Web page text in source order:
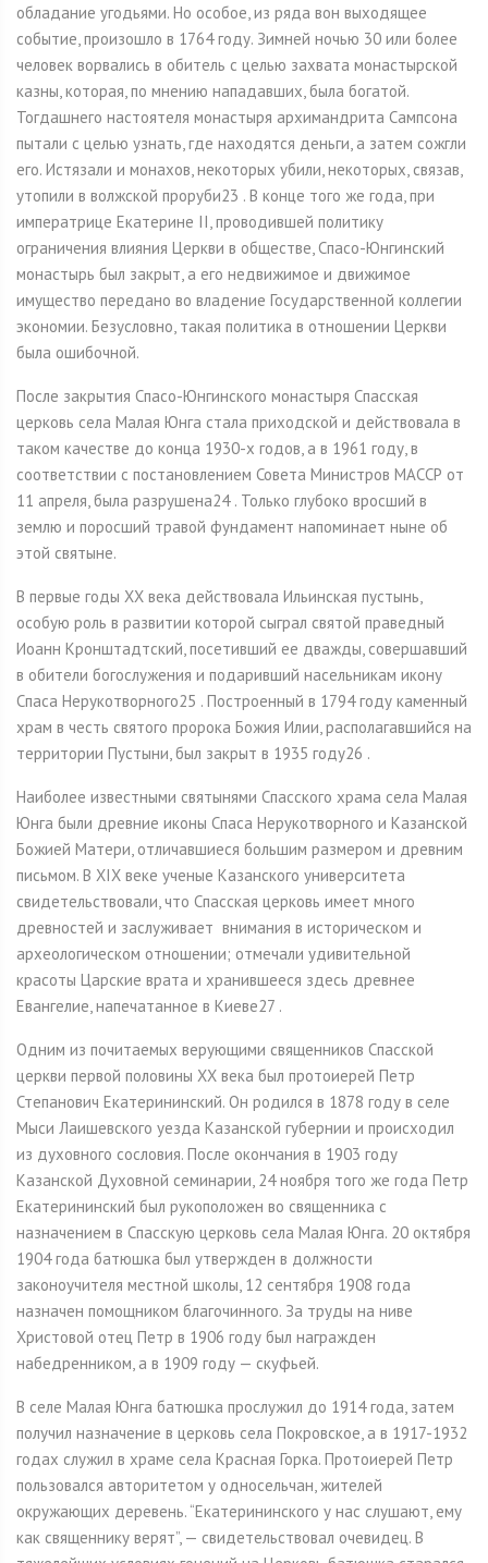
обладание угодьями. Но особое, из ряда вон выходящее
событие, произошло в 1764 году. Зимней ночью 30 или более
человек ворвались в обитель с целью захвата монастырской
казны, которая, по мнению нападавших, была богатой.
Тогдашнего настоятеля монастыря архимандрита Сампсона
пытали с целью узнать, где находятся деньги, а затем сожгли
его. Истязали и монахов, некоторых убили, некоторых, связав,
утопили в волжской проруби23 . В конце того же года, при
императрице Екатерине II, проводившей политику
ограничения влияния Церкви в обществе, Спасо-Юнгинский
монастырь был закрыт, а его недвижимое и движимое
имущество передано во владение Государственной коллегии
экономии. Безусловно, такая политика в отношении Церкви
была ошибочной.
После закрытия Спасо-Юнгинского монастыря Спасская
церковь села Малая Юнга стала приходской и действовала в
таком качестве до конца 1930-х годов, а в 1961 году, в
соответствии с постановлением Совета Министров МАССР от
11 апреля, была разрушена24 . Только глубоко вросший в
землю и поросший травой фундамент напоминает ныне об
этой святыне.
В первые годы XX века действовала Ильинская пустынь,
особую роль в развитии которой сыграл святой праведный
Иоанн Кронштадтский, посетивший ее дважды, совершавший
в обители богослужения и подаривший насельникам икону
Спаса Нерукотворного25 . Построенный в 1794 году каменный
храм в честь святого пророка Божия Илии, располагавшийся на
территории Пустыни, был закрыт в 1935 году26 .
Наиболее известными святынями Спасского храма села Малая
Юнга были древние иконы Спаса Нерукотворного и Казанской
Божией Матери, отличавшиеся большим размером и древним
письмом. В XIX веке ученые Казанского университета
свидетельствовали, что Спасская церковь имеет много
древностей и заслуживает внимания в историческом и
археологическом отношении; отмечали удивительной
красоты Царские врата и хранившееся здесь древнее
Евангелие, напечатанное в Киеве27 .
Одним из почитаемых верующими священников Спасской
церкви первой половины XX века был протоиерей Петр
Степанович Екатерининский. Он родился в 1878 году в селе
Мыси Лаишевского уезда Казанской губернии и происходил
из духовного сословия. После окончания в 1903 году
Казанской Духовной семинарии, 24 ноября того же года Петр
Екатерининский был рукоположен во священника с
назначением в Спасскую церковь села Малая Юнга. 20 октября
1904 года батюшка был утвержден в должности
законоучителя местной школы, 12 сентября 1908 года
назначен помощником благочинного. За труды на ниве
Христовой отец Петр в 1906 году был награжден
набедренником, а в 1909 году — скуфьей.
В селе Малая Юнга батюшка прослужил до 1914 года, затем
получил назначение в церковь села Покровское, а в 1917-1932
годах служил в храме села Красная Горка. Протоиерей Петр
пользовался авторитетом у односельчан, жителей
окружающих деревень. “Екатерининского у нас слушают, ему
как священнику верят”, — свидетельствовал очевидец. В